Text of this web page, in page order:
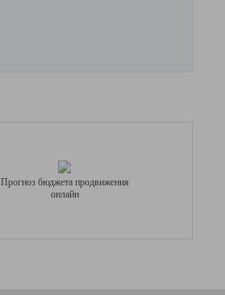
Прогноз бюджета продвижения
онлайн